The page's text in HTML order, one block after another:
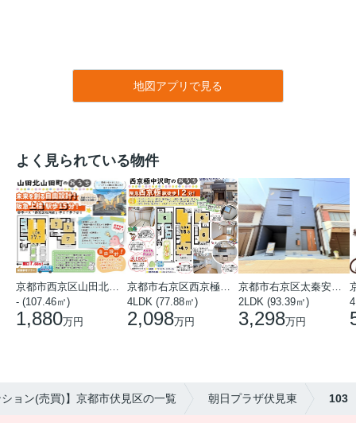
地図アプリで見る
よく見られている物件
- (107.46㎡)
1,880万円
4LDK (77.88㎡)
2,098万円
2LDK (93.39㎡)
3,298万円
ョン(売買)】京都市伏見区の一覧 朝日プラザ伏見東 103